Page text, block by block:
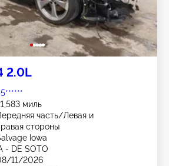
2.0L
миль
часть/Левая и
стороны
Iowa
- DE SOTO
11/2026